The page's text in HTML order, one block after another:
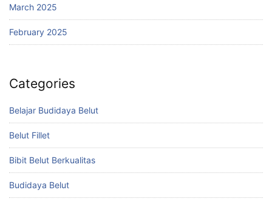
March 2025
February 2025
Categories
Belajar Budidaya Belut
Belut Fillet
Bibit Belut Berkualitas
Budidaya Belut